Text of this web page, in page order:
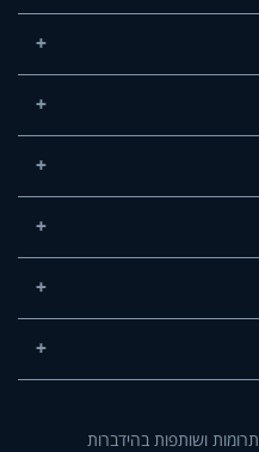
תרומות ושותפות בהידברות